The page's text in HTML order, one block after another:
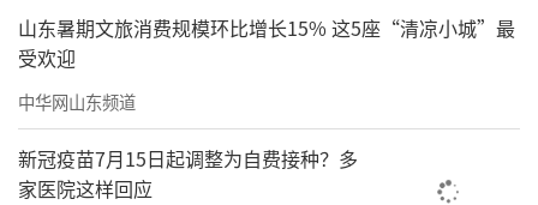
山东暑期文旅消费规模环比增长15% 这5座“清凉小城”最
受欢迎
中华网山东频道
新冠疫苗7月15日起调整为自费接种？多
家医院这样回应